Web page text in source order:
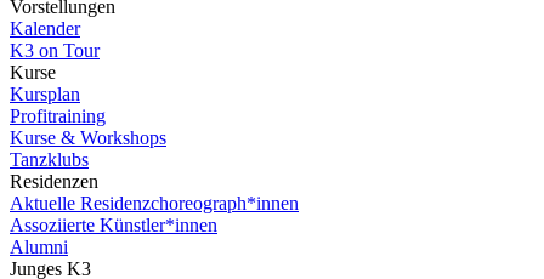
Vorstellungen
Kalender
K3 on Tour
Kurse
Kursplan
Profitraining
Kurse & Workshops
Tanzklubs
Residenzen
Aktuelle Residenzchoreograph*innen
Assoziierte Künstler*innen
Alumni
Junges K3